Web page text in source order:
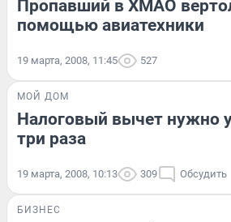
Пропавший в ХМАО
помощью авиатехники
19 марта, 2008, 11:45 527
МОЙ ДОМ
Налоговый вычет нужно
три раза
19 марта, 2008, 10:13 309 Обсудить
БИЗНЕС